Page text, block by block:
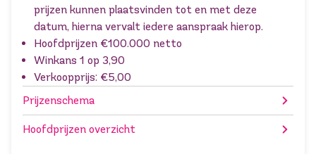
prijzen kunnen plaatsvinden tot en met deze
datum, hierna vervalt iedere aanspraak hierop.
Hoofdprijzen €100.000 netto
Winkans 1 op 3,90
Verkoopprijs: €5,00
Prijzenschema
Hoofdprijzen overzicht